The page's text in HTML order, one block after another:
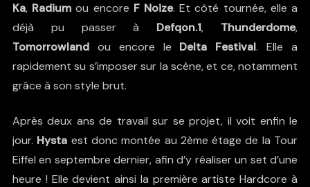
Ka, Radium ou encore F Noize. Et côté tournée, elle a
déjà pu passer à Defqon.1, Thunderdome,
Tomorrowlandou encore le Delta Festival. Elle a
rapidement su s’imposer sur la scène, et ce, notamment
grâce à son style brut.
Après deux ans de travail sur se projet, il voit enfin le
jour. Hysta est donc montée au 2ème étage de la Tour
Eiffel en septembre dernier, afin d’y réaliser un set d’une
heure ! Elle devient ainsi la première artiste Hardcore à